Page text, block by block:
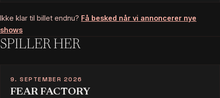
Ikke klar til billet endnu? Få besked når vi annoncerer nye
shows
SPILLER HER
9. SEPTEMBER 2026
FEAR FACTORY